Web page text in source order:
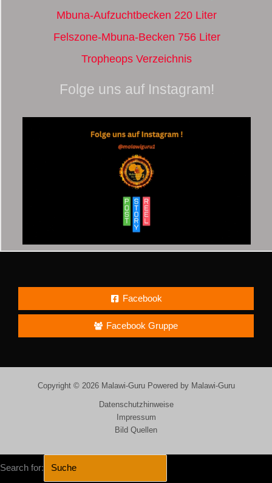
Mbuna-Aufzuchtbecken 220 Liter
Felszone-Mbuna-Becken 756 Liter
Tropheops Verzeichnis
Folge uns auf Instagram!
Facebook
Facebook Gruppe
Copyright © 2026 Malawi-Guru Powered by Malawi-Guru
Datenschutzhinweise
Impressum
Bild Quellen
Search for: